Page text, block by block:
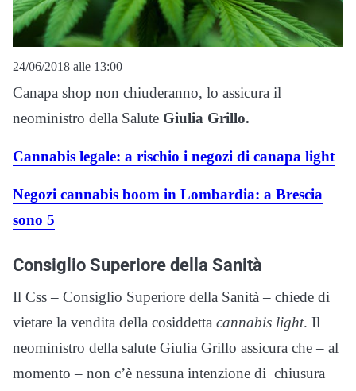
24/06/2018 alle 13:00
Canapa shop non chiuderanno, lo assicura il
neoministro della Salute Giulia Grillo.
Cannabis legale: a rischio i negozi di canapa light
Negozi cannabis boom in Lombardia: a Brescia
sono 5
Consiglio Superiore della Sanità
Il Css – Consiglio Superiore della Sanità – chiede di
vietare la vendita della cosiddetta cannabis light. Il
neoministro della salute Giulia Grillo assicura che – al
momento – non c’è nessuna intenzione di chiusura